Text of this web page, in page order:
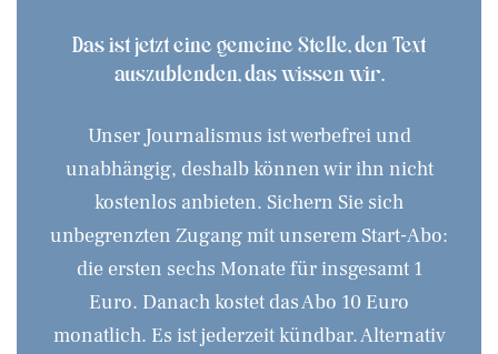
Das ist jetzt eine gemeine Stelle, den Text
auszublenden, das wissen wir.
Unser Journalismus ist werbefrei und
unabhängig, deshalb können wir ihn nicht
kostenlos anbieten. Sichern Sie sich
unbegrenzten Zugang mit unserem Start-Abo:
die ersten sechs Monate für insgesamt 1
Euro. Danach kostet das Abo 10 Euro
monatlich. Es ist jederzeit kündbar. Alternativ